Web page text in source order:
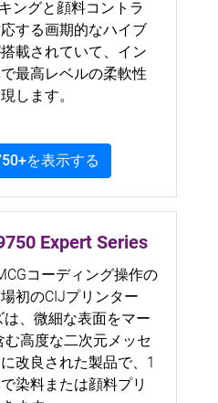
ングと顔料コントラ
する画期的なハイブ
載されていて、イン
最高レベルの柔軟性
します。
を表示する
Expert Series
コーディング操作の
初のCIJプリンター
、微細な表面をマー
む高度な二次元メッセ
改良された製品で、1
染料または顔料プリ